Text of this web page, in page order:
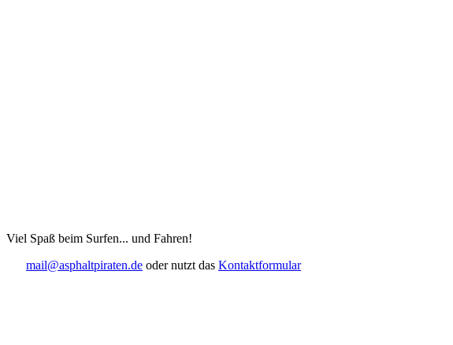
Viel Spaß beim Surfen... und Fahren!
mail@asphaltpiraten.de oder nutzt das Kontaktformular